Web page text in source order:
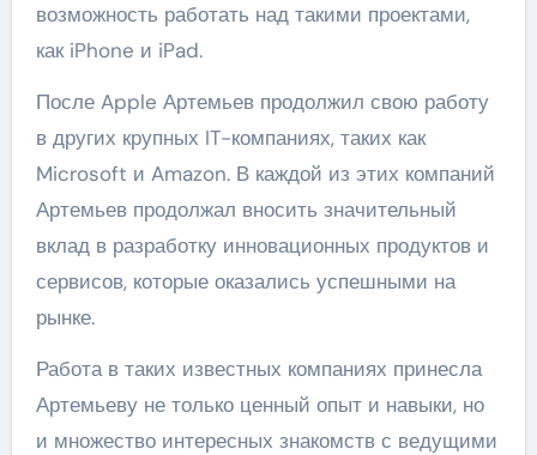
возможность работать над такими проектами,
как iPhone и iPad.
После Apple Артемьев продолжил свою работу
в других крупных IT-компаниях, таких как
Microsoft и Amazon. В каждой из этих компаний
Артемьев продолжал вносить значительный
вклад в разработку инновационных продуктов и
сервисов, которые оказались успешными на
рынке.
Работа в таких известных компаниях принесла
Артемьеву не только ценный опыт и навыки, но
и множество интересных знакомств с ведущими